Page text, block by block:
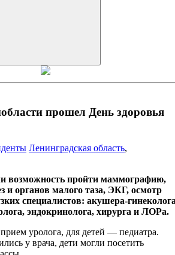
Искать
прошел День здоровья
Ленинградская область,
возможность пройти маммографию,
органов малого таза, ЭКГ, осмотр
специалистов: акушера-
эндокринолога, хирурга и ЛОРа.
уролога, для детей — педиатра.
у врача, дети могли посетить